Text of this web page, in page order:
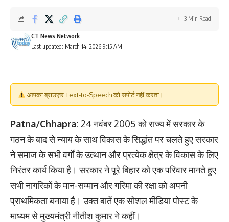
Last updated: March 14, 2026 9:15 AM
CT News Network
3 Min Read
आपका ब्राउज़र Text-to-Speech को सपोर्ट नहीं करता।
Patna/Chhapra: 24 नवंबर 2005 को राज्य में सरकार के
गठन के बाद से न्याय के साथ विकास के सिद्धांत पर चलते हुए सरकार
ने समाज के सभी वर्गों के उत्थान और प्रत्येक क्षेत्र के विकास के लिए
निरंतर कार्य किया है। सरकार ने पूरे बिहार को एक परिवार मानते हुए
सभी नागरिकों के मान-सम्मान और गरिमा की रक्षा को अपनी
प्राथमिकता बनाया है। उक्त बातें एक सोशल मीडिया पोस्ट के
माध्यम से मुख्यमंत्री नीतीश कुमार ने कहीं।